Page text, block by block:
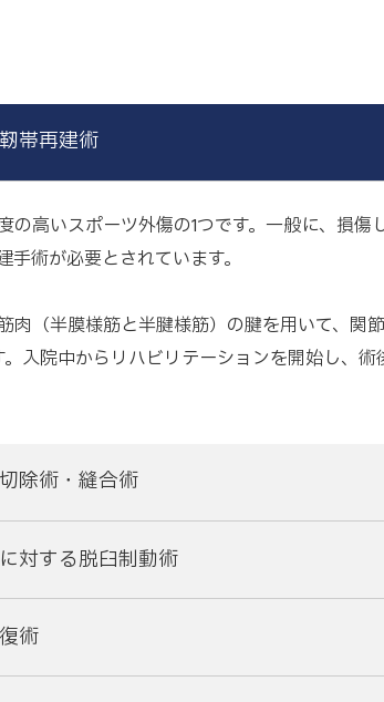
帯再建術
の高いスポーツ外傷の1つです。一般に、損
手術が必要とされています。
肉（半膜様筋と半腱様筋）の腱を用いて、関
入院中からリハビリテーションを開始し、術
除術・縫合術
対する脱臼制動術
術